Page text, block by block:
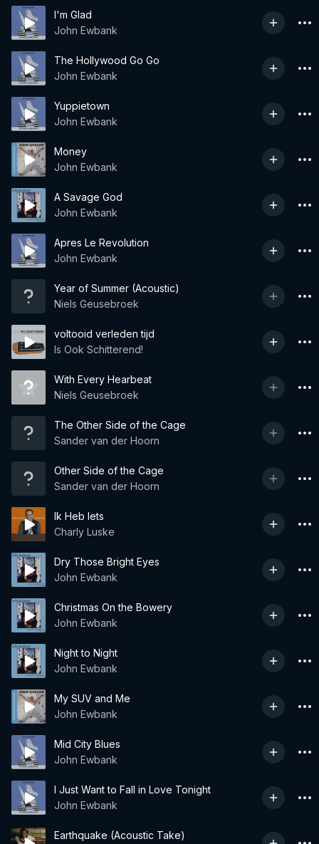
I'm Glad
John Ewbank
The Hollywood Go Go
John Ewbank
Yuppietown
John Ewbank
Money
John Ewbank
A Savage God
John Ewbank
Apres Le Revolution
John Ewbank
Year of Summer (Acoustic)
Niels Geusebroek
voltooid verleden tijd
Is Ook Schitterend!
With Every Hearbeat
Niels Geusebroek
The Other Side of the Cage
Sander van der Hoorn
Other Side of the Cage
Sander van der Hoorn
Ik Heb Iets
Charly Luske
Dry Those Bright Eyes
John Ewbank
Christmas On the Bowery
John Ewbank
Night to Night
John Ewbank
My SUV and Me
John Ewbank
Mid City Blues
John Ewbank
I Just Want to Fall in Love Tonight
John Ewbank
Earthquake (Acoustic Take)